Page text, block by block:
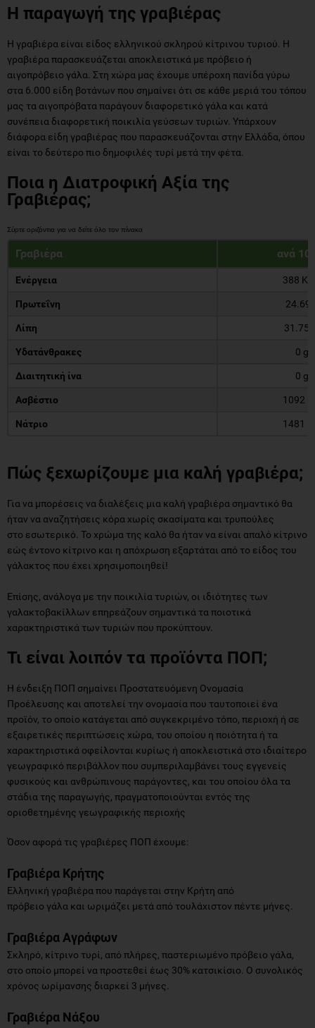
Η παραγωγή της γραβιέρας
Η γραβιέρα είναι είδος ελληνικού σκληρού κίτρινου τυριού. Η
γραβιέρα παρασκευάζεται αποκλειστικά με πρόβειο ή
αιγοπρόβειο γάλα. Στη χώρα μας έχουμε υπέροχη πανίδα γύρω
στα 6.000 είδη βοτάνων που σημαίνει ότι σε κάθε μεριά του τόπου
μας τα αιγοπρόβατα παράγουν διαφορετικό γάλα και κατά
συνέπεια διαφορετική ποικιλία γεύσεων τυριών. Υπάρχουν
διάφορα είδη γραβιέρας που παρασκευάζονται στην Ελλάδα, όπου
είναι το δεύτερο πιο δημοφιλές τυρί μετά την φέτα.
Ποια η Διατροφική Αξία της
Γραβιέρας;
Γραβιέρα ανά
Ενέργεια 388
Πρωτεΐνη 24.69
Λίπη 31.75
Υδατάνθρακες 0 g
Διαιτητική ίνα 0 g
Ασβέστιο 1092
Νάτριο 1481
Πώς ξεχωρίζουμε μια καλή γραβιέρα;
Για να μπορέσεις να διαλέξεις μια καλή γραβιέρα σημαντικό θα
ήταν να αναζητήσεις κόρα χωρίς σκασίματα και τρυπούλες
στo εσωτερικό. Το χρώμα της καλό θα ήταν να είναι απαλό κίτρινο
εώς έντονο κίτρινο και η απόχρωση εξαρτάται από το είδος του
γάλακτος που έχει χρησιμοποιηθεί!
Επίσης, ανάλογα με την ποικιλία τυριών, οι ιδιότητες των
γαλακτοβακίλλων επηρεάζουν σημαντικά τα ποιοτικά
χαρακτηριστικά των τυριών που προκύπτουν.
Τι είναι λοιπόν τα προϊόντα ΠΟΠ;
Η ένδειξη ΠΟΠ σημαίνει Προστατευόμενη Ονομασία
Προέλευσης και αποτελεί την ονομασία που ταυτοποιεί ένα
προϊόν, το οποίο κατάγεται από συγκεκριμένο τόπο, περιοχή ή σε
εξαιρετικές περιπτώσεις χώρα, του οποίου η ποιότητα ή τα
χαρακτηριστικά οφείλονται κυρίως ή αποκλειστικά στο ιδιαίτερο
γεωγραφικό περιβάλλον που συμπεριλαμβάνει τους εγγενείς
φυσικούς και ανθρώπινους παράγοντες, και του οποίου όλα τα
στάδια της παραγωγής, πραγματοποιούνται εντός της
οριοθετημένης γεωγραφικής περιοχής
Όσον αφορά τις γραβιέρες ΠΟΠ έχουμε:
Γραβιέρα Κρήτης
Ελληνική γραβιέρα που παράγεται στην Κρήτη από
πρόβειο γάλα και ωριμάζει μετά από τουλάχιστον πέντε μήνες.
Γραβιέρα Αγράφων
Σκληρό, κίτρινο τυρί, από πλήρες, παστεριωμένο πρόβειο γάλα,
στο οποίο μπορεί να προστεθεί έως 30% κατσικίσιο. Ο συνολικός
χρόνος ωρίμανσης διαρκεί 3 μήνες.
Γραβιέρα Νάξου